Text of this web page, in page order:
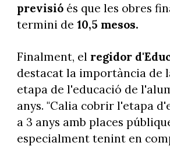
previsióés que les obres
termini de 10,5 mesos.
Finalment, el regidor
destacat la importància de
etapa de l'educació de
anys. "Calia cobrir l'etapa
a 3 anys amb places
especialment tenint en